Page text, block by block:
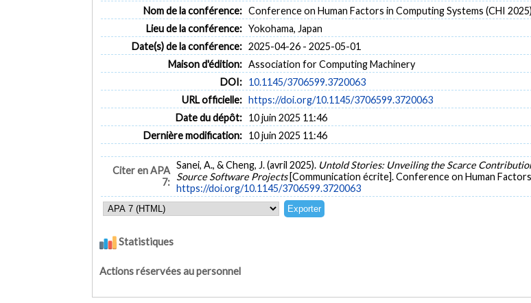
Nom de la conférence: Conference on Human Factors in Computing Systems (CHI 2025)
Lieu de la conférence: Yokohama, Japan
Date(s) de la conférence: 2025-04-26 - 2025-05-01
Maison d'édition: Association for Computing Machinery
DOI: 10.1145/3706599.3720063
URL officielle: https://doi.org/10.1145/3706599.3720063
Date du dépôt: 10 juin 2025 11:46
Dernière modification: 10 juin 2025 11:46
Citer en APA
7:
Sanei, A., & Cheng, J. (avril 2025). Untold Stories: Unveiling the Scarce
Source Software Projects [Communication écrite]. Conference on Human
https://doi.org/10.1145/3706599.3720063
Statistiques
Actions réservées au personnel